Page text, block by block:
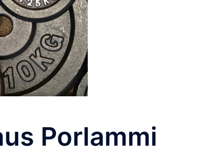
Porlammi